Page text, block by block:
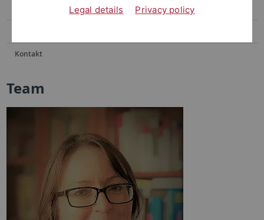
Kontakt
Team
Legal details Privacy policy